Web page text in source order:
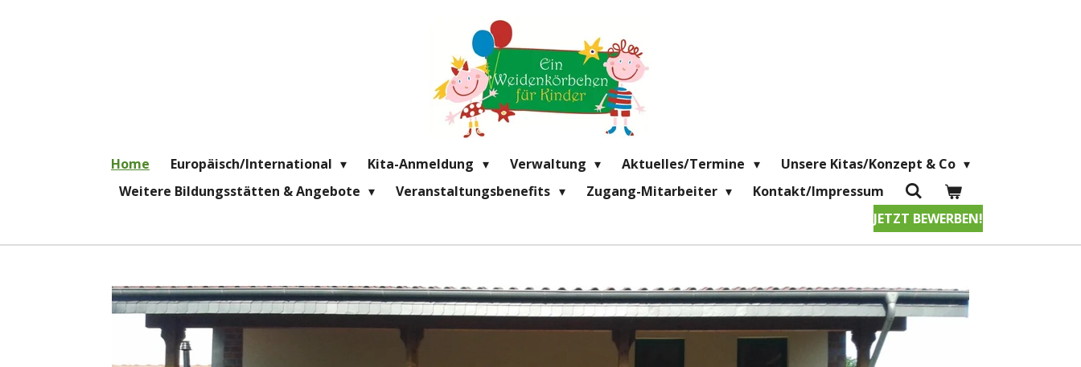
Home Europäisch/International Kita-Anmeldung Verwaltung Aktuelles/Termine
Unsere Kitas/Konzept & Co
Weitere Bildungsstätten & Angebote
Veranstaltungsbenefits Zugang-Mitarbeiter
Kontakt/Impressum
JETZT BEWERBEN!